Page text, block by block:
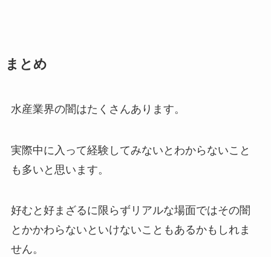
まとめ
水産業界の闇はたくさんあります。
実際中に入って経験してみないとわからないこと
も多いと思います。
好むと好まざるに限らずリアルな場面ではその闇
とかかわらないといけないこともあるかもしれま
せん。